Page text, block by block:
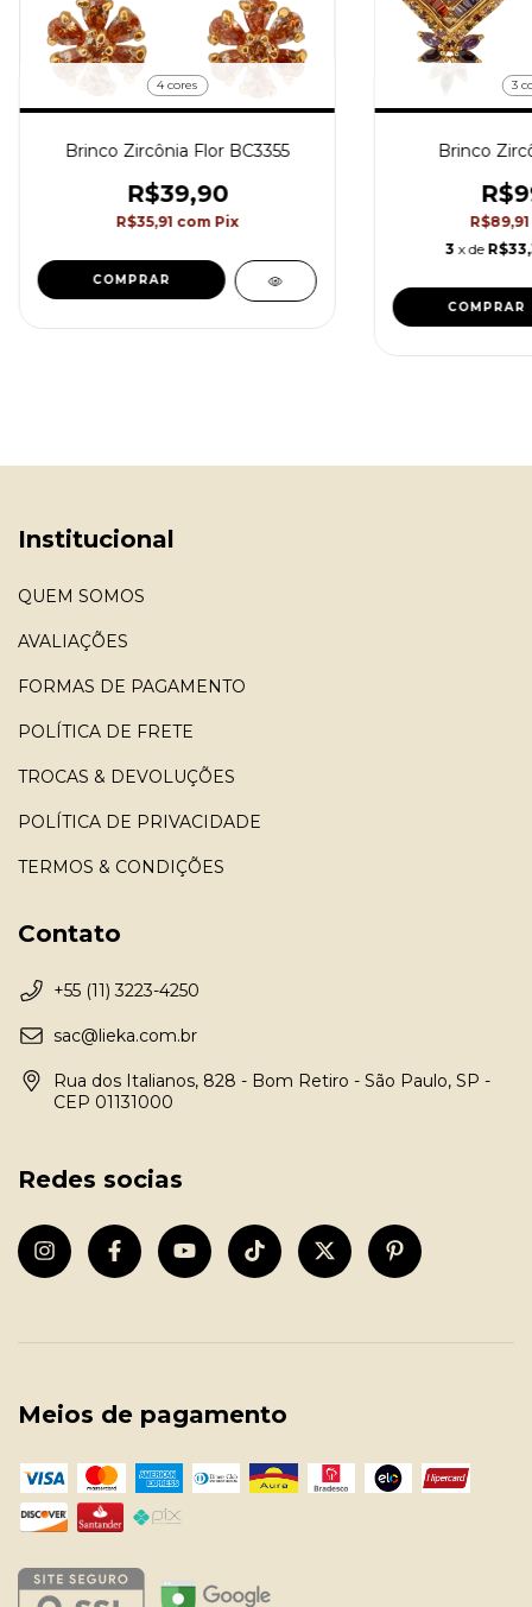
4 cores
Brinco Zircônia Flor BC3355
R$39,90
R$35,91 com Pix
COMPRAR
3
Brinco
R$89,91
3 x de
COMPRAR
Institucional
QUEM SOMOS
AVALIAÇÕES
FORMAS DE PAGAMENTO
POLÍTICA DE FRETE
TROCAS & DEVOLUÇÕES
POLÍTICA DE PRIVACIDADE
TERMOS & CONDIÇÕES
Contato
+55 (11) 3223-4250
sac@lieka.com.br
Rua dos Italianos, 828 - Bom Retiro - São Paulo, SP -
CEP 01131000
Redes socias
Meios de pagamento